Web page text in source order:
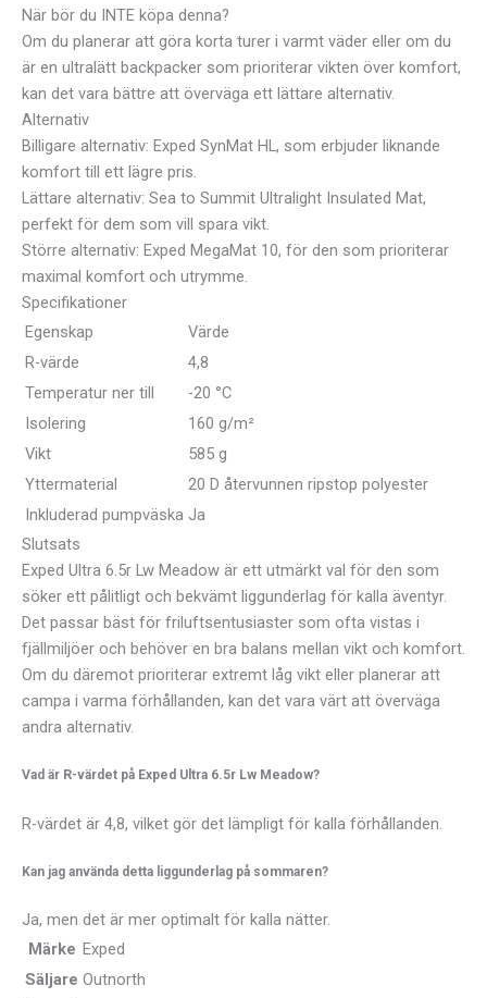
När bör du INTE köpa denna?
Om du planerar att göra korta turer i varmt väder eller om du
är en ultralätt backpacker som prioriterar vikten över komfort,
kan det vara bättre att överväga ett lättare alternativ.
Alternativ
Billigare alternativ: Exped SynMat HL, som erbjuder liknande
komfort till ett lägre pris.
Lättare alternativ: Sea to Summit Ultralight Insulated Mat,
perfekt för dem som vill spara vikt.
Större alternativ: Exped MegaMat 10, för den som prioriterar
maximal komfort och utrymme.
Specifikationer
Egenskap
Värde
R-värde
4,8
Temperatur ner till
-20 °C
Isolering
160 g/m²
Vikt
585 g
Yttermaterial
20 D återvunnen ripstop polyester
Inkluderad pumpväska Ja
Slutsats
Exped Ultra 6.5r Lw Meadow är ett utmärkt val för den som
söker ett pålitligt och bekvämt liggunderlag för kalla äventyr.
Det passar bäst för friluftsentusiaster som ofta vistas i
fjällmiljöer och behöver en bra balans mellan vikt och komfort.
Om du däremot prioriterar extremt låg vikt eller planerar att
campa i varma förhållanden, kan det vara värt att överväga
andra alternativ.
Vad är R-värdet på Exped Ultra 6.5r Lw Meadow?
R-värdet är 4,8, vilket gör det lämpligt för kalla förhållanden.
Kan jag använda detta liggunderlag på sommaren?
Ja, men det är mer optimalt för kalla nätter.
Märke Exped
Säljare Outnorth